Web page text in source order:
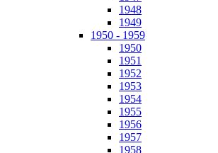
1948
1949
1950 - 1959
1950
1951
1952
1953
1954
1955
1956
1957
1958